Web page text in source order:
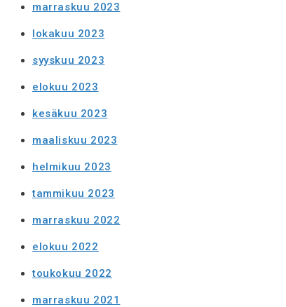
marraskuu 2023
lokakuu 2023
syyskuu 2023
elokuu 2023
kesäkuu 2023
maaliskuu 2023
helmikuu 2023
tammikuu 2023
marraskuu 2022
elokuu 2022
toukokuu 2022
marraskuu 2021